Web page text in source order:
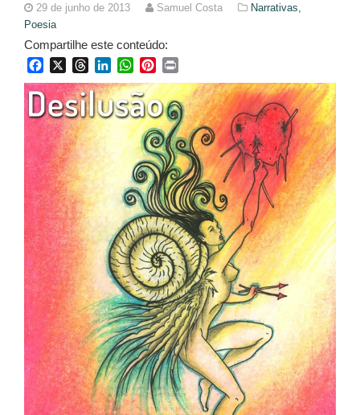
29 de junho de 2013 Samuel Costa
Narrativas,
Poesia
Compartilhe este conteúdo:
FacebookThreadsLinkedInWhatsApp
Pinterest